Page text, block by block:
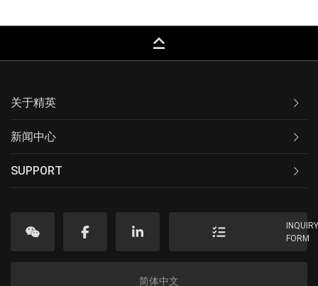
keyboard_capslock
关于精英
新闻中心
SUPPORT
FORM
简体中文